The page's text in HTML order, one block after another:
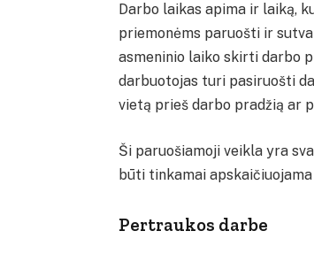
Darbo laikas apima ir laiką,
priemonėms paruošti ir
asmeninio laiko skirti darbo
darbuotojas turi pasiruošti
vietą prieš darbo pradžią ar
Ši paruošiamoji veikla yra
būti tinkamai
Pertraukos darbe